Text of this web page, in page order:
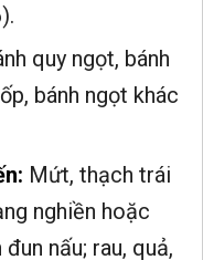
quy ngọt, bánh
bánh ngọt khác
Mứt, thạch trái
nghiền hoặc
nấu; rau, quả,